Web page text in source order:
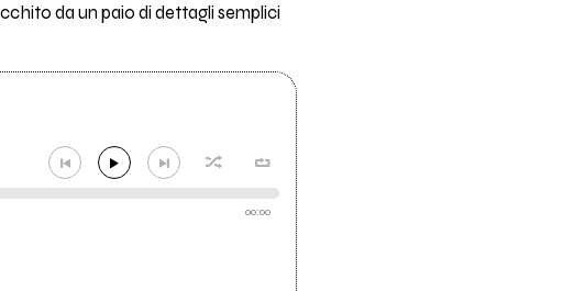
da un paio di dettagli semplici
00:00